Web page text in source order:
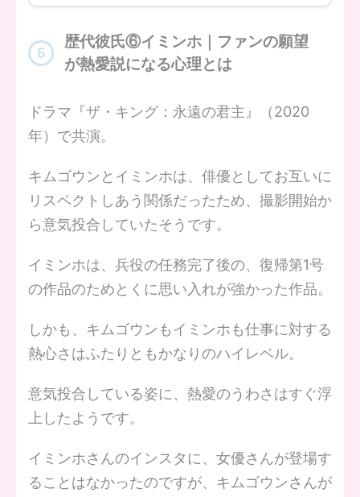
歴代彼氏⑥イミンホ｜ファンの願望
が熱愛説になる心理とは
ドラマ『ザ・キング：永遠の君主』（2020
年）で共演。
キムゴウンとイミンホは、俳優としてお互いに
リスペクトしあう関係だったため、撮影開始か
ら意気投合していたそうです。
イミンホは、兵役の任務完了後の、復帰第1号
の作品のためとくに思い入れが強かった作品。
しかも、キムゴウンもイミンホも仕事に対する
熱心さはふたりともかなりのハイレベル。
意気投合している姿に、熱愛のうわさはすぐ浮
上したようです。
イミンホさんのインスタに、女優さんが登場す
ることはなかったのですが、キムゴウンさんが